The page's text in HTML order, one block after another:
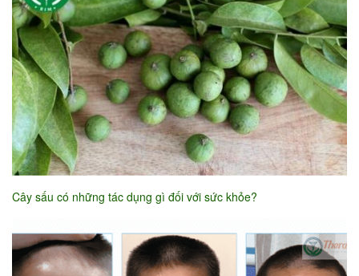
Cây sấu có những tác dụng gì đối với sức khỏe?